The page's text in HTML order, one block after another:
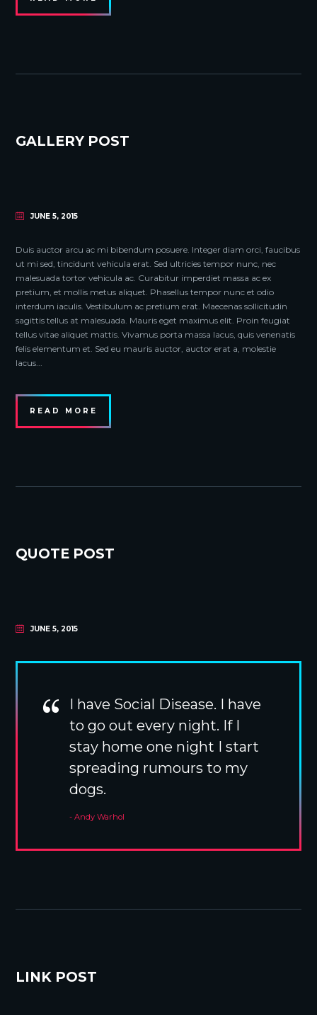
GALLERY POST
JUNE 5, 2015
Duis auctor arcu ac mi bibendum posuere. Integer diam orci, faucibus
ut mi sed, tincidunt vehicula erat. Sed ultricies tempor nunc, nec
malesuada tortor vehicula ac. Curabitur imperdiet massa ac ex
pretium, et mollis metus aliquet. Phasellus tempor nunc et odio
interdum iaculis. Vestibulum ac pretium erat. Maecenas sollicitudin
sagittis tellus at malesuada. Mauris eget maximus elit. Proin feugiat
tellus vitae aliquet mattis. Vivamus porta massa lacus, quis venenatis
felis elementum et. Sed eu mauris auctor, auctor erat a, molestie
lacus...
READ MORE
QUOTE POST
JUNE 5, 2015
I have Social Disease. I have
to go out every night. If I
stay home one night I start
spreading rumours to my
dogs.
Andy Warhol
LINK POST